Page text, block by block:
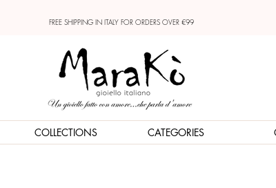
FREE SHIPPING IN ITALY FOR ORDERS OVER €99
COLLECTIONS CATEGORIES